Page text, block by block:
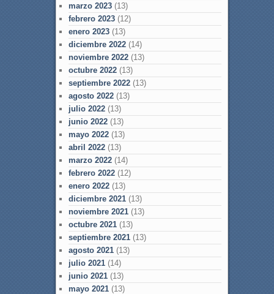
marzo 2023(13)
febrero 2023(12)
enero 2023(13)
diciembre 2022(14)
noviembre 2022(13)
octubre 2022(13)
septiembre 2022(13)
agosto 2022(13)
julio 2022(13)
junio 2022(13)
mayo 2022(13)
abril 2022(13)
marzo 2022(14)
febrero 2022(12)
enero 2022(13)
diciembre 2021(13)
noviembre 2021(13)
octubre 2021(13)
septiembre 2021(13)
agosto 2021(13)
julio 2021(14)
junio 2021(13)
mayo 2021(13)